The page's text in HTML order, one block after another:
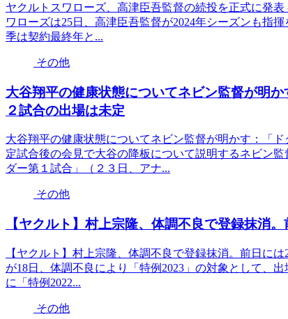
ヤクルトスワローズ、高津臣吾監督の続投を正式に発
ワローズは25日、高津臣吾監督が2024年シーズンも指
季は契約最終年と...
その他
大谷翔平の健康状態についてネビン監督が明
２試合の出場は未定
大谷翔平の健康状態についてネビン監督が明かす：「
定試合後の会見で大谷の降板について説明するネビン
ダー第１試合」（２３日、アナ...
その他
【ヤクルト】村上宗隆、体調不良で登録抹消
【ヤクルト】村上宗隆、体調不良で登録抹消。前日に
が18日、体調不良により「特例2023」の対象として、
に「特例2022...
その他